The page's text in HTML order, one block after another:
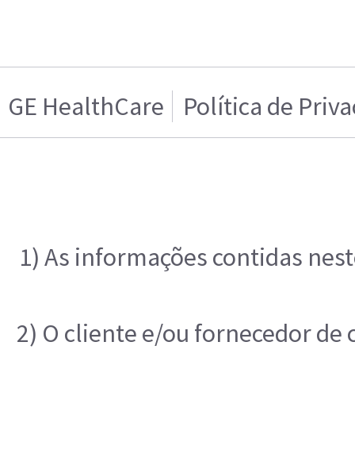
GE HealthCare Política de
1) As informações contidas
2) O cliente e/ou fornecedor